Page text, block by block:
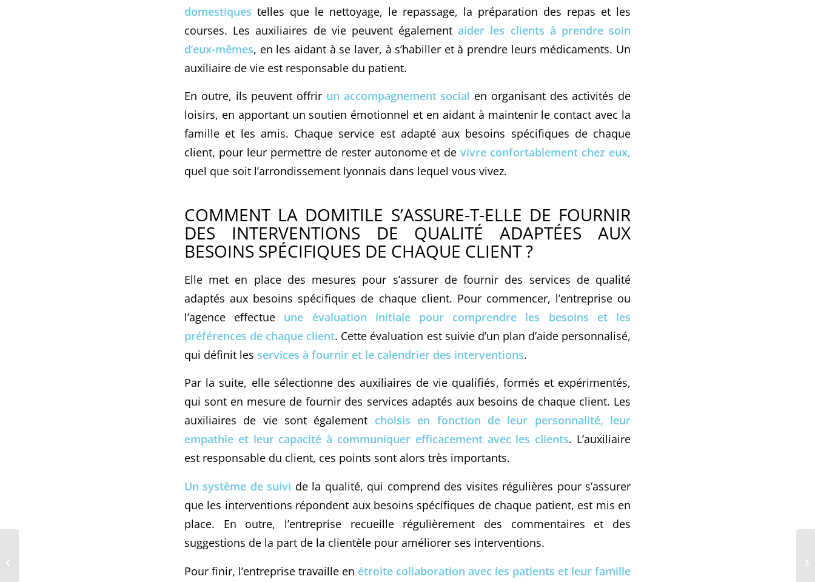
domestiques telles que le nettoyage, le repassage, la préparation des repas et les
courses. Les auxiliaires de vie peuvent également aider les clients à prendre soin
d’eux-mêmes, en les aidant à se laver, à s’habiller et à prendre leurs médicaments. Un
auxiliaire de vie est responsable du patient.
En outre, ils peuvent offrir un accompagnement social en organisant des activités de
loisirs, en apportant un soutien émotionnel et en aidant à maintenir le contact avec la
famille et les amis. Chaque service est adapté aux besoins spécifiques de chaque
client, pour leur permettre de rester autonome et devivre confortablement chez eux,
quel que soit l’arrondissement lyonnais dans lequel vous vivez.
COMMENT LA DOMITILE S’ASSURE-T-ELLE DE FOURNIR
DES INTERVENTIONS DE QUALITÉ ADAPTÉES AUX
BESOINS SPÉCIFIQUES DE CHAQUE CLIENT ?
Elle met en place des mesures pour s’assurer de fournir des services de qualité
adaptés aux besoins spécifiques de chaque client. Pour commencer, l’entreprise ou
l’agence effectue une évaluation initiale pour comprendre les besoins et les
préférences de chaque client. Cette évaluation est suivie d’un plan d’aide personnalisé,
qui définit les services à fournir et le calendrier des interventions.
Par la suite, elle sélectionne des auxiliaires de vie qualifiés, formés et expérimentés,
qui sont en mesure de fournir des services adaptés aux besoins de chaque client. Les
auxiliaires de vie sont également choisis en fonction de leur personnalité, leur
empathie et leur capacité à communiquer efficacement avec les clients. L’auxiliaire
est responsable du client, ces points sont alors très importants.
Un système de suivi de la qualité, qui comprend des visites régulières pour s’assurer
que les interventions répondent aux besoins spécifiques de chaque patient, est mis en
place. En outre, l’entreprise recueille régulièrement des commentaires et des
suggestions de la part de la clientèle pour améliorer ses interventions.
Pour finir, l’entreprise travaille en étroite collaboration avec les patients et leur famille